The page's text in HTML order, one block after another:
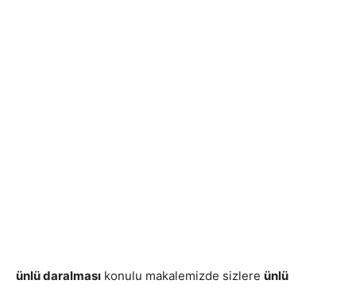
ünlü daralması konulu makalemizde sizlere ünlü